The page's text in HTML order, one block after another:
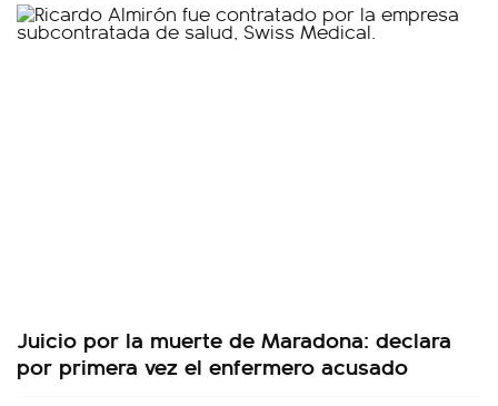
Juicio por la muerte de Maradona: declara
por primera vez el enfermero acusado